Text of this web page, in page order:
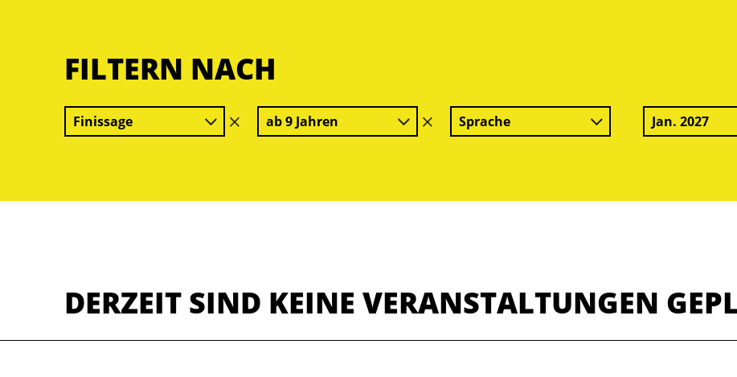
FILTERN NACH
Finissage
Filter
löschen
ab 9 Jahren
Filter
löschen
Sprache Jan. 2027
DERZEIT SIND KEINE VERANSTALTUNGEN